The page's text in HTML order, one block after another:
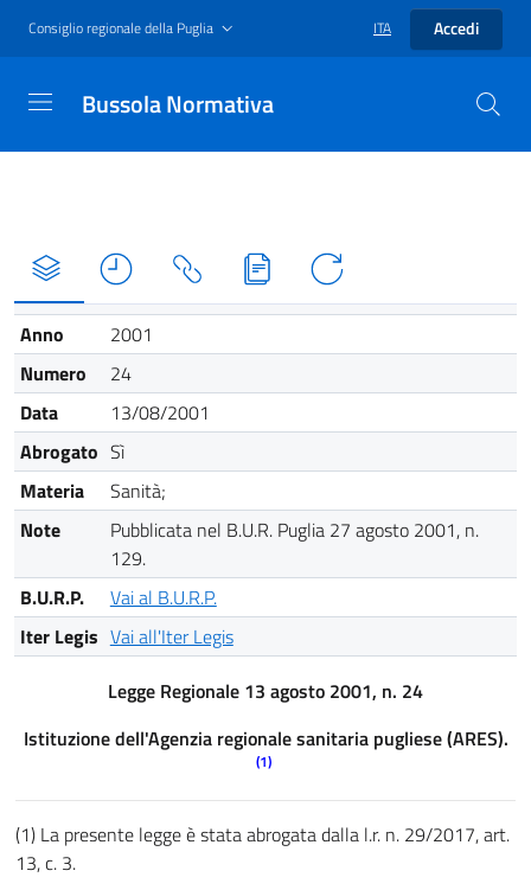
Consiglio regionale della Puglia ITA Accedi
Bussola Normativa
Anno
2001
Numero
24
Data
13/08/2001
Abrogato Sì
Materia
Sanità;
Note
Pubblicata nel B.U.R. Puglia 27 agosto 2001, n.
129.
B.U.R.P.
Vai al B.U.R.P.
Iter Legis Vai all'Iter Legis
Legge Regionale 13 agosto 2001, n. 24
Istituzione dell'Agenzia regionale sanitaria pugliese (ARES).
(1)
(1) La presente legge è stata abrogata dalla l.r. n. 29/2017, art.
13, c. 3.